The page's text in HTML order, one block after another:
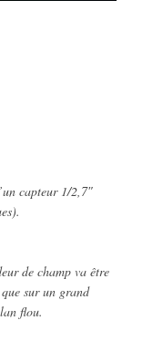
capteur 1/2,7″
de champ va être
sur un grand
flou.